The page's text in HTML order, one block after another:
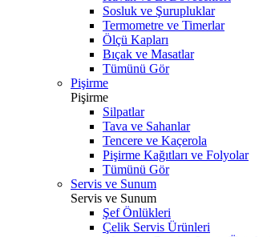
Sosluk ve Şurupluklar
Termometre ve Timerlar
Ölçü Kapları
Bıçak ve Masatlar
Tümünü Gör
Pişirme
Pişirme
Silpatlar
Tava ve Sahanlar
Tencere ve Kaçerola
Pişirme Kağıtları ve Folyolar
Tümünü Gör
Servis ve Sunum
Servis ve Sunum
Şef Önlükleri
Çelik Servis Ürünleri